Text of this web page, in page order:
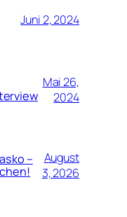
Juni 2, 2024
Mai 26,
2024
–
August
3, 2026